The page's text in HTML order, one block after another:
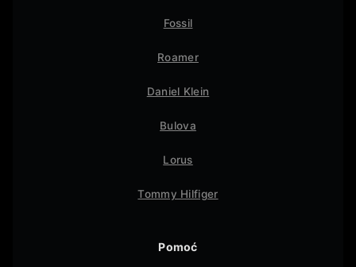
Fossil
Roamer
Daniel Klein
Bulova
Lorus
Tommy Hilfiger
Pomoć